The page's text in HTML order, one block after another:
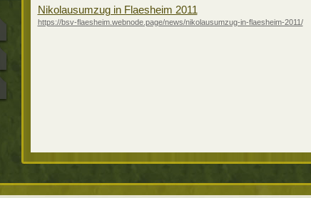
Nikolausumzug in Flaesheim 2011
https://bsv-flaesheim.webnode.page/news/nikolausumzug-in-flaesheim-2011/